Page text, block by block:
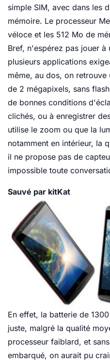
simple SIM, avec dans les
mémoire. Le processeur
véloce et les 512 Mo de
Bref, n'espérez pas jouer
plusieurs applications
même, au dos, on
de 2 mégapixels, sans
de bonnes conditions
clichés, ou à enregistrer
utilise le zoom ou que la
notamment en intérieur, la
il ne propose pas de
impossible toute
Sauvé par kitKat
En effet, la batterie de
juste, malgré la qualité
processeur faiblard, et
embarqué, on aurait pu